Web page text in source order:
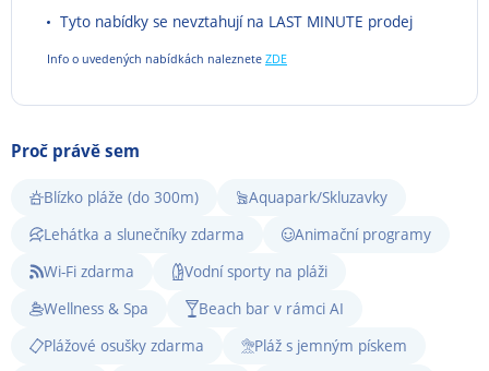
Tyto nabídky se nevztahují na LAST MINUTE prodej
Info o uvedených nabídkách naleznete ZDE
Proč právě sem
Blízko pláže (do 300m)
Aquapark/Skluzavky
Lehátka a slunečníky zdarma
Animační programy
Wi-Fi zdarma
Vodní sporty na pláži
Wellness & Spa
Beach bar v rámci AI
Plážové osušky zdarma
Pláž s jemným pískem